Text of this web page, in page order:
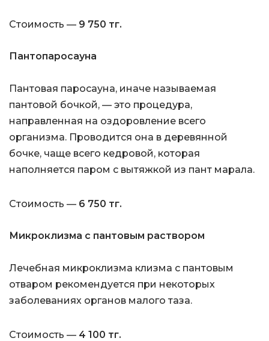
Стоимость — 9 750 тг.
Пантопаросауна
Пантовая паросауна, иначе называемая
пантовой бочкой, — это процедура,
направленная на оздоровление всего
организма. Проводится она в деревянной
бочке, чаще всего кедровой, которая
наполняется паром с вытяжкой из пант марала.
Стоимость — 6 750 тг.
Микроклизма с пантовым раствором
Лечебная микроклизма клизма с пантовым
отваром рекомендуется при некоторых
заболеваниях органов малого таза.
Стоимость — 4 100 тг.